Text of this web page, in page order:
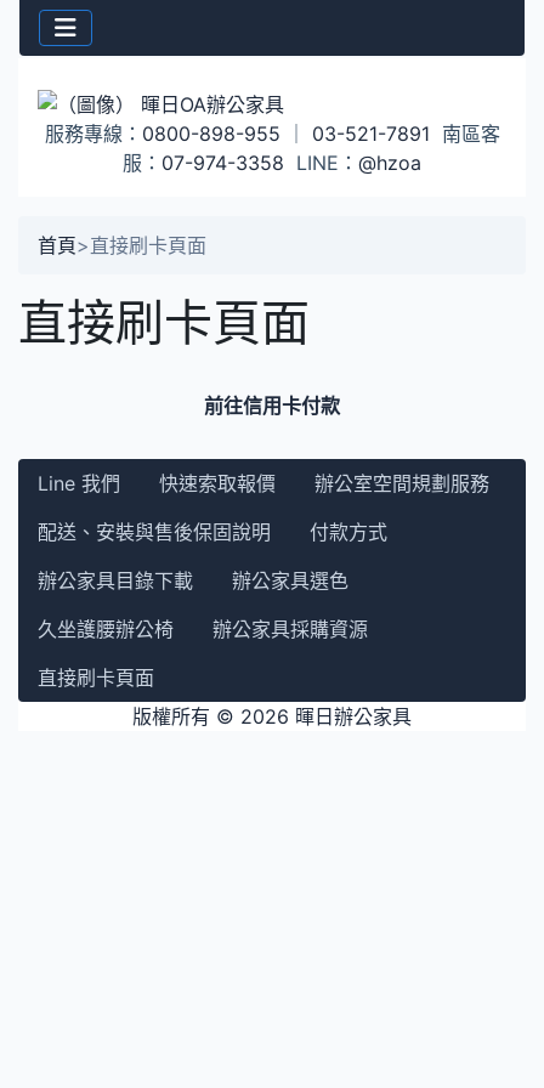
服務專線： 0800-898-955 03-521-7891 南區客
服： 07-974-3358 LINE： @hzoa
首頁>直接刷卡頁面
直接刷卡頁面
前往信用卡付款
Line 我們 快速索取報價
辦公室空間規劃服務
配送、安裝與售後保固說明
付款方式
辦公家具目錄下載
辦公家具選色
久坐護腰辦公椅
辦公家具採購資源
直接刷卡頁面
版權所有 © 2026 暉日辦公家具